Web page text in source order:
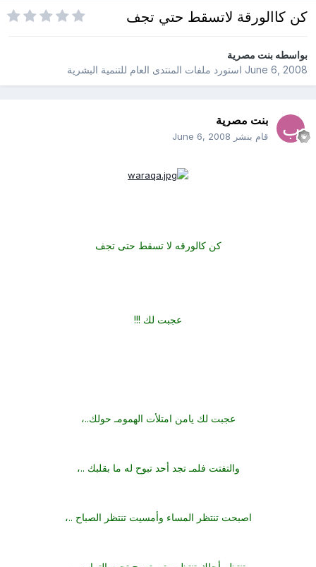
كن كاالورقة لاتسقط حتي تجف
بواسطهبنت مصرية
June 6, 2008استورد ملفات المنتدى العام للتنمية البشرية
بنت مصرية
قام بنشر June 6, 2008
كن كالورقه لا تسقط حتى تجف
عجبت لك !!!
عجبت لك يامن امتلأت الهمومـ حولك..،
والتفتت فلمـ تجد أحد تبوح له ما بقلبك ..،
اصبحت تنتظر المساء وأمسيت تنتظر الصباح ..،